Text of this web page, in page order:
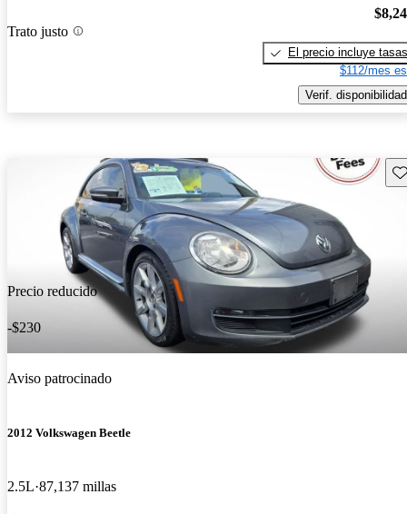
Trato justo
El precio incluye tasas
$112/mes
Verif. disponibilidad
Precio reducido
-$230
Aviso patrocinado
2012 Volkswagen Beetle
2.5L 87,137 millas